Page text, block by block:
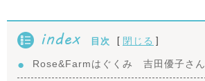
index 目次 [ 閉じる ]
Rose&Farmはぐくみ 吉田優子さん